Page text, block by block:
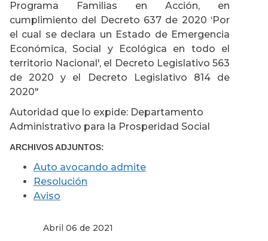
Programa Familias en Acción, en
cumplimiento del Decreto 637 de 2020 ‘Por
el cual se declara un Estado de Emergencia
Económica, Social y Ecológica en todo el
territorio Nacional', el Decreto Legislativo 563
de 2020 y el Decreto Legislativo 814 de
2020"
Autoridad que lo expide: Departamento
Administrativo para la Prosperidad Social
ARCHIVOS ADJUNTOS:
Auto avocando admite
Resolución
Aviso
Abril 06 de 2021